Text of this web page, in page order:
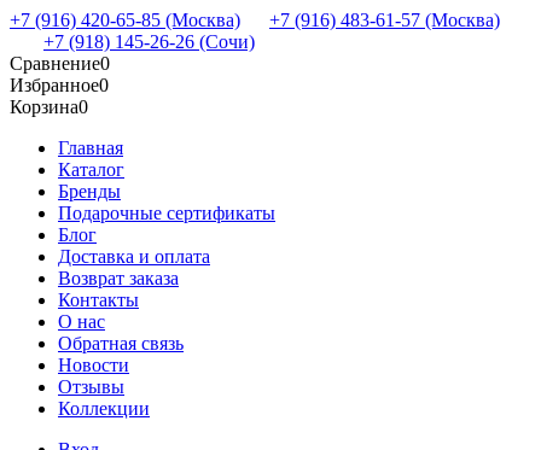
+7 (916) 420-65-85 (Москва)
+7 (916) 483-61-57 (Москва)
+7 (918) 145-26-26 (Сочи)
Сравнение0
Избранное0
Корзина0
Главная
Каталог
Бренды
Подарочные сертификаты
Блог
Доставка и оплата
Возврат заказа
Контакты
О нас
Обратная связь
Новости
Отзывы
Коллекции